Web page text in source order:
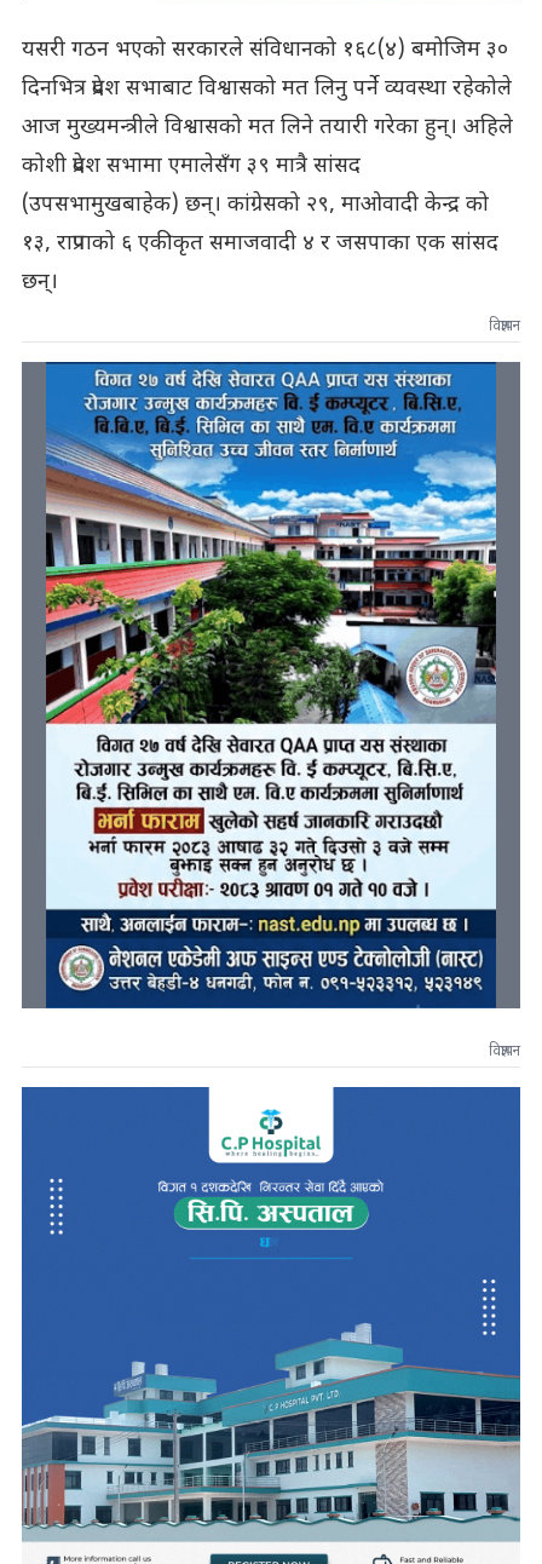
यसरी गठन भएको सरकारले संविधानको १६८(४) बमोजिम ३०
दिनभित्र प्रदेश सभाबाट विश्वासको मत लिनु पर्ने व्यवस्था रहेकोले
आज मुख्यमन्त्रीले विश्वासको मत लिने तयारी गरेका हुन्। अहिले
कोशी प्रदेश सभामा एमालेसँग ३९ मात्रै सांसद
(उपसभामुखबाहेक) छन्। कांग्रेसको २९, माओवादी केन्द्र को
१३, राप्रपाको ६ एकीकृत समाजवादी ४ र जसपाका एक सांसद
छन्।
विज्ञापन
विज्ञापन